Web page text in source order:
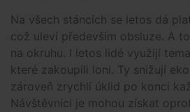
Na všech stáncích se letos dá
což uleví především obsluze. A
na okruhu. I letos lidé využijí
které zakoupili loni. Ty snižují
zároveň zrychlí úklid po konci
Návštěvníci je mohou získat